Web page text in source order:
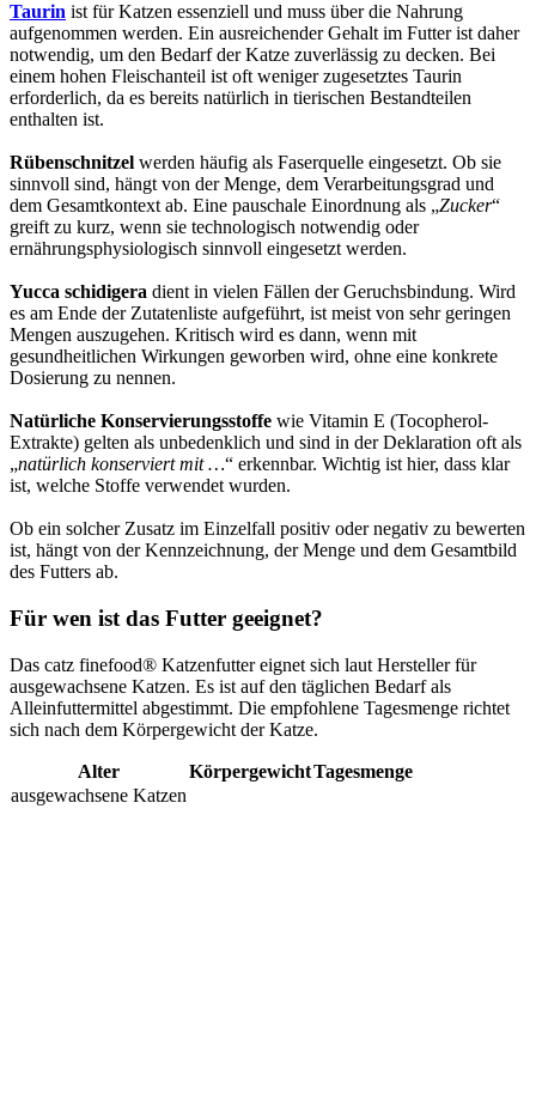
Taurin ist für Katzen essenziell und muss über die Nahrung
aufgenommen werden. Ein ausreichender Gehalt im Futter ist daher
notwendig, um den Bedarf der Katze zuverlässig zu decken. Bei
einem hohen Fleischanteil ist oft weniger zugesetztes Taurin
erforderlich, da es bereits natürlich in tierischen Bestandteilen
enthalten ist.
Rübenschnitzel werden häufig als Faserquelle eingesetzt. Ob sie
sinnvoll sind, hängt von der Menge, dem Verarbeitungsgrad und
dem Gesamtkontext ab. Eine pauschale Einordnung als „Zucker“
greift zu kurz, wenn sie technologisch notwendig oder
ernährungsphysiologisch sinnvoll eingesetzt werden.
Yucca schidigera dient in vielen Fällen der Geruchsbindung. Wird
es am Ende der Zutatenliste aufgeführt, ist meist von sehr geringen
Mengen auszugehen. Kritisch wird es dann, wenn mit
gesundheitlichen Wirkungen geworben wird, ohne eine konkrete
Dosierung zu nennen.
Natürliche Konservierungsstoffe wie Vitamin E (Tocopherol-
Extrakte) gelten als unbedenklich und sind in der Deklaration oft als
„natürlich konserviert mit …“ erkennbar. Wichtig ist hier, dass klar
ist, welche Stoffe verwendet wurden.
Ob ein solcher Zusatz im Einzelfall positiv oder negativ zu bewerten
ist, hängt von der Kennzeichnung, der Menge und dem Gesamtbild
des Futters ab.
Für wen ist das Futter geeignet?
Das catz finefood® Katzenfutter eignet sich laut Hersteller für
ausgewachsene Katzen. Es ist auf den täglichen Bedarf als
Alleinfuttermittel abgestimmt. Die empfohlene Tagesmenge richtet
sich nach dem Körpergewicht der Katze.
Alter KörpergewichtTagesmenge
ausgewachsene Katzen